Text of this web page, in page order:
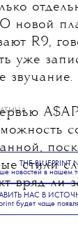
новой
R9,
уже
звучание.
стили
вряд ли
THE BLUEPRINT
новостей в нашем
НАС В
будет чаще